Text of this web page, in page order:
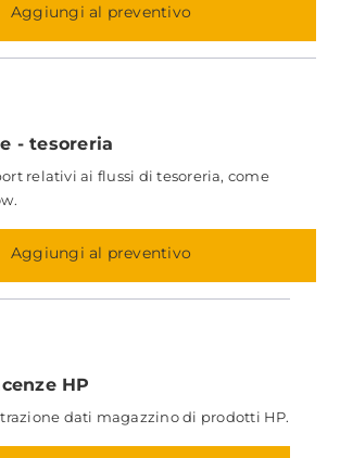
Aggiungi al preventivo
- tesoreria
relativi ai flussi di tesoreria, come
Aggiungi al preventivo
HP
dati magazzino di prodotti HP.